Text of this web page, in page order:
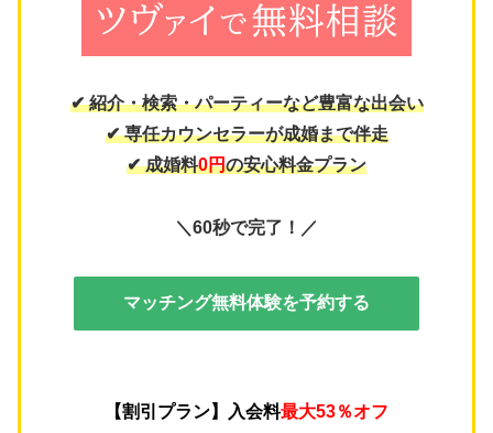
✔ 紹介・検索・パーティーなど豊富な出会い
✔ 専任カウンセラーが成婚まで伴走
✔ 成婚料0円の安心料金プラン
＼60秒で完了！／
マッチング無料体験を予約する
【割引プラン】入会料最大53％オフ